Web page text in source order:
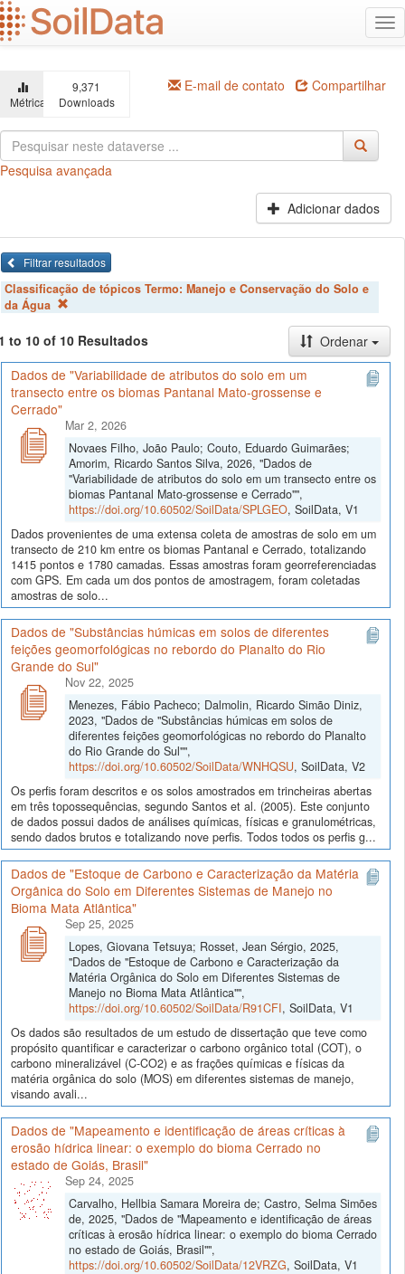
Ir
para
o
principal
Métricas
9,371
Downloads
E-mail de contato Compartilhar
Pesquisa avançada
Adicionar dados
Filtrar resultados
Classificação de tópicos Termo: Manejo e Conservação do Solo e
da Água
to 10 of 10 Resultados
Ordenar
Dados de "Variabilidade de atributos do solo em um
transecto entre os biomas Pantanal Mato-grossense e
Cerrado"
Mar 2, 2026
Novaes Filho, João Paulo; Couto, Eduardo Guimarães;
Amorim, Ricardo Santos Silva, 2026, "Dados de
"Variabilidade de atributos do solo em um transecto entre os
biomas Pantanal Mato-grossense e Cerrado"",
https://doi.org/10.60502/SoilData/SPLGEO, SoilData, V1
Dados provenientes de uma extensa coleta de amostras de solo em um
transecto de 210 km entre os biomas Pantanal e Cerrado, totalizando
1415 pontos e 1780 camadas. Essas amostras foram georreferenciadas
com GPS. Em cada um dos pontos de amostragem, foram coletadas
amostras de solo...
Dados de "Substâncias húmicas em solos de diferentes
feições geomorfológicas no rebordo do Planalto do Rio
Grande do Sul"
Nov 22, 2025
Menezes, Fábio Pacheco; Dalmolin, Ricardo Simão Diniz,
2023, "Dados de "Substâncias húmicas em solos de
diferentes feições geomorfológicas no rebordo do Planalto
do Rio Grande do Sul"",
https://doi.org/10.60502/SoilData/WNHQSU, SoilData, V2
Os perfis foram descritos e os solos amostrados em trincheiras abertas
em três topossequências, segundo Santos et al. (2005). Este conjunto
de dados possui dados de análises químicas, físicas e granulométricas,
sendo dados brutos e totalizando nove perfis. Todos todos os perfis g...
Dados de "Estoque de Carbono e Caracterização da Matéria
Orgânica do Solo em Diferentes Sistemas de Manejo no
Bioma Mata Atlântica"
Sep 25, 2025
Lopes, Giovana Tetsuya; Rosset, Jean Sérgio, 2025,
"Dados de "Estoque de Carbono e Caracterização da
Matéria Orgânica do Solo em Diferentes Sistemas de
Manejo no Bioma Mata Atlântica"",
https://doi.org/10.60502/SoilData/R91CFI, SoilData, V1
Os dados são resultados de um estudo de dissertação que teve como
propósito quantificar e caracterizar o carbono orgânico total (COT), o
carbono mineralizável (C-CO2) e as frações químicas e físicas da
matéria orgânica do solo (MOS) em diferentes sistemas de manejo,
visando avali...
Dados de "Mapeamento e identificação de áreas críticas à
erosão hídrica linear: o exemplo do bioma Cerrado no
estado de Goiás, Brasil"
Sep 24, 2025
Carvalho, Hellbia Samara Moreira de; Castro, Selma Simões
de, 2025, "Dados de "Mapeamento e identificação de áreas
críticas à erosão hídrica linear: o exemplo do bioma Cerrado
no estado de Goiás, Brasil"",
https://doi.org/10.60502/SoilData/12VRZG, SoilData, V1